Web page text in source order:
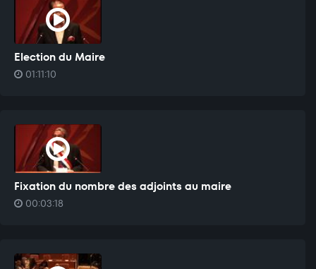
Election du Maire
01:11:10
Fixation du nombre des adjoints au maire
00:03:18